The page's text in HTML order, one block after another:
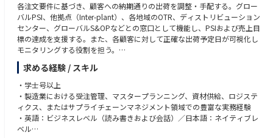
各注文要件に基づき、顧客への納期通りの出荷を調整・手配する。グロー
バルPSI、他拠点（Inter-plant）、各地域のOTR、ディストリビューション
センター、グローバルS&OPなどとの窓口として機能し、PSIおよび売上目
標の達成を支援する。また、各顧客に対して正確な出荷予定日が可視化し
モニタリングする役割を担う。
職務内容
・四半期ごとのPSIおよび売上目標達成に向けて、関連部門（製造、OT
R、サプライチェーン等）と連携し、受注の100%充足および納期遵守を実
現する
・工場における製品の受注受付窓口として国内外の拠点（OTR）と連携
し、日常的なコミュニケーションをリードする
求める経験 / スキル
・学士号以上
・製造業における受注管理、マスタープランニング、資材供給、ロジステ
ィクス、またはサプライチェーンマネジメント領域での豊富な実務経験
・英語：ビジネスレベル（読み書きおよび会話）／日本語：ネイティブレ
ベル